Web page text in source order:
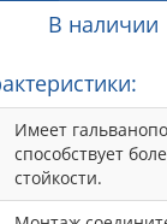
В наличии
Имеет
способствует
стойкости.